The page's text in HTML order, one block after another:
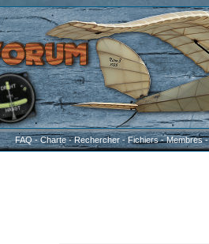
FAQ-Charte-Rechercher-Fichiers-Membres